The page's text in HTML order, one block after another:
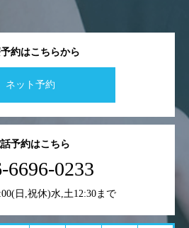
約はこちらから
ネット予約
予約はこちら
6696-0233
日,祝休)水,土12:30まで